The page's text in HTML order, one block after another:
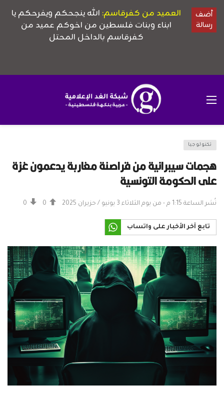
تكنولوجيا
هجمات سيبرانية من قراصنة مغاربة يدعمون غزة
على الحكومة التونسية
نُشر الساعة 1:15 م - من يوم الثلاثاء 3 يونيو / حزيران 2025 0
0
تابع آخر الأخبار على واتساب